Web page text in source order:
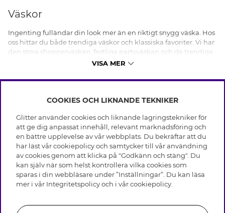
Väskor
Ingenting fulländar din look mer än en riktigt snygg väska. Hos
oss hittar du både trendiga väskor och klassiska favoriter. Vi har
den stora shopperväskan, festliga partyväskan och de trendiga
axelremsväskorna - så att du kan hitta väskan som matchar ditt
roll. Från den praktiska crossbody-väskan till den eleganta
Hos Glitter kan du utforska världen av damväskor, med fokus på
olika stilar, färger och storlekar som passar just dig.
Väska dam
Bland damväskor finns det en mängd olika stilar att välja
mellan. En svart väska är en tidlös klassiker som passar till allt,
medan en vit väska kan lyfta en sommaroutfit till nya höjder.
För de som föredrar något mer färgglatt, är en grön väska ett
VISA MER
INFO
Leverans
Villkor
Integritetspolicy
Cookies
Medlemsvillkor
Jobba hos Glitter
Återkallelse
OM GLITTER
Black Friday
Våra butiker
Varumärken
Företagshistoria
Visselblåsning
HJÄLP
Vanliga frågor
Kundservice
COOKIES OCH LIKNANDE TEKNIKER
Glitter använder cookies och liknande lagringstekniker för
att ge dig anpassat innehåll, relevant marknadsföring och
en bättre upplevelse av vår webbplats. Du bekräftar att du
har läst vår cookiepolicy och samtycker till vår användning
av cookies genom att klicka på "Godkänn och stäng". Du
kan själv när som helst kontrollera vilka cookies som
sparas i din webbläsare under ”Inställningar”. Du kan läsa
mer i vår Integritetspolicyoch i vårcookiepolicy